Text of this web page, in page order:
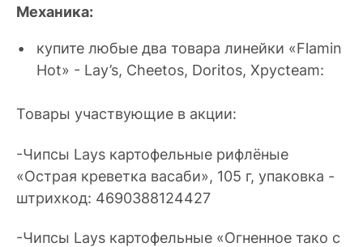
Механика:
купите любые два товара линейки «Flamin
Hot» - Lay’s, Cheetos, Doritos, Xpycteam:
Товары участвующие в акции:
-Чипсы Lays картофельные рифлёные
«Острая креветка васаби», 105 г, упаковка -
штрихкод: 4690388124427
-Чипсы Lays картофельные «Огненное тако с